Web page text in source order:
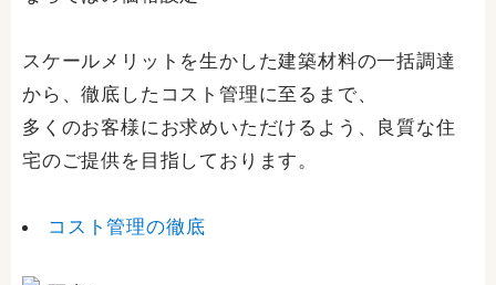
スケールメリットを生かした建築材料の一括調達
から、徹底したコスト管理に至るまで、
多くのお客様にお求めいただけるよう、良質な住
宅のご提供を目指しております。
コスト管理の徹底